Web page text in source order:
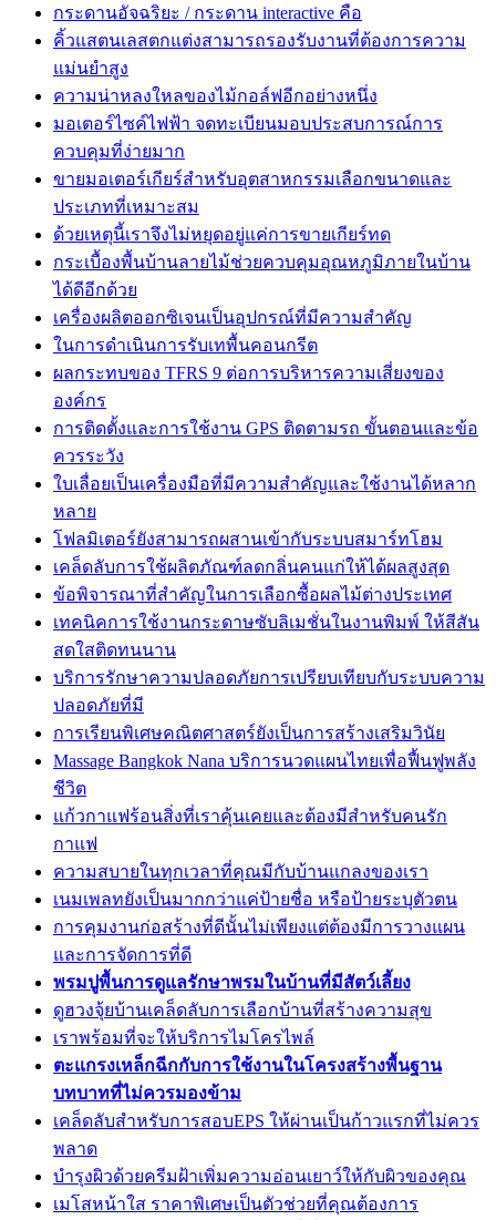
กระดานอัจฉริยะ / กระดาน interactive คือ
คิ้วแสตนเลสตกแต่งสามารถรองรับงานที่ต้องการความ
แม่นยำสูง
ความน่าหลงใหลของไม้กอล์ฟอีกอย่างหนึ่ง
มอเตอร์ไซค์ไฟฟ้า จดทะเบียนมอบประสบการณ์การ
ควบคุมที่ง่ายมาก
ขายมอเตอร์เกียร์สำหรับอุตสาหกรรมเลือกขนาดและ
ประเภทที่เหมาะสม
ด้วยเหตุนี้เราจึงไม่หยุดอยู่แค่การขายเกียร์ทด
กระเบื้องพื้นบ้านลายไม้ช่วยควบคุมอุณหภูมิภายในบ้าน
ได้ดีอีกด้วย
เครื่องผลิตออกซิเจนเป็นอุปกรณ์ที่มีความสำคัญ
ในการดำเนินการรับเทพื้นคอนกรีต
ผลกระทบของ TFRS 9 ต่อการบริหารความเสี่ยงของ
องค์กร
การติดตั้งและการใช้งาน GPS ติดตามรถ ขั้นตอนและข้อ
ควรระวัง
ใบเลื่อยเป็นเครื่องมือที่มีความสำคัญและใช้งานได้หลาก
หลาย
โฟลมิเตอร์ยังสามารถผสานเข้ากับระบบสมาร์ทโฮม
เคล็ดลับการใช้ผลิตภัณฑ์ลดกลิ่นคนแก่ให้ได้ผลสูงสุด
ข้อพิจารณาที่สำคัญในการเลือกซื้อผลไม้ต่างประเทศ
เทคนิคการใช้งานกระดาษซับลิเมชั่นในงานพิมพ์ ให้สีสัน
สดใสติดทนนาน
บริการรักษาความปลอดภัยการเปรียบเทียบกับระบบความ
ปลอดภัยที่มี
การเรียนพิเศษคณิตศาสตร์ยังเป็นการสร้างเสริมวินัย
Massage Bangkok Nana บริการนวดแผนไทยเพื่อฟื้นฟูพลัง
ชีวิต
แก้วกาแฟร้อนสิ่งที่เราคุ้นเคยและต้องมีสำหรับคนรัก
กาแฟ
ความสบายในทุกเวลาที่คุณมีกับบ้านแกลงของเรา
เนมเพลทยังเป็นมากกว่าแค่ป้ายชื่อ หรือป้ายระบุตัวตน
การคุมงานก่อสร้างที่ดีนั้นไม่เพียงแต่ต้องมีการวางแผน
และการจัดการที่ดี
พรมปูพื้นการดูแลรักษาพรมในบ้านที่มีสัตว์เลี้ยง
ดูฮวงจุ้ยบ้านเคล็ดลับการเลือกบ้านที่สร้างความสุข
เราพร้อมที่จะให้บริการไมโครไพล์
ตะแกรงเหล็กฉีกกับการใช้งานในโครงสร้างพื้นฐาน
บทบาทที่ไม่ควรมองข้าม
เคล็ดลับสำหรับการสอบEPS ให้ผ่านเป็นก้าวแรกที่ไม่ควร
พลาด
บำรุงผิวด้วยครีมฝ้าเพิ่มความอ่อนเยาว์ให้กับผิวของคุณ
เมโสหน้าใส ราคาพิเศษเป็นตัวช่วยที่คุณต้องการ